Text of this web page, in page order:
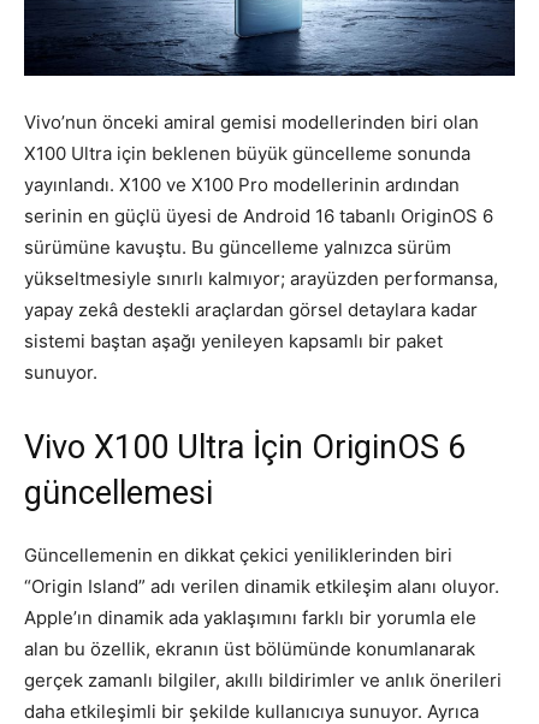
Vivo’nun önceki amiral gemisi modellerinden biri olan
X100 Ultra için beklenen büyük güncelleme sonunda
yayınlandı. X100 ve X100 Pro modellerinin ardından
serinin en güçlü üyesi de Android 16 tabanlı OriginOS 6
sürümüne kavuştu. Bu güncelleme yalnızca sürüm
yükseltmesiyle sınırlı kalmıyor; arayüzden performansa,
yapay zekâ destekli araçlardan görsel detaylara kadar
sistemi baştan aşağı yenileyen kapsamlı bir paket
sunuyor.
Vivo X100 Ultra İçin OriginOS 6
güncellemesi
Güncellemenin en dikkat çekici yeniliklerinden biri
“Origin Island” adı verilen dinamik etkileşim alanı oluyor.
Apple’ın dinamik ada yaklaşımını farklı bir yorumla ele
alan bu özellik, ekranın üst bölümünde konumlanarak
gerçek zamanlı bilgiler, akıllı bildirimler ve anlık önerileri
daha etkileşimli bir şekilde kullanıcıya sunuyor. Ayrıca